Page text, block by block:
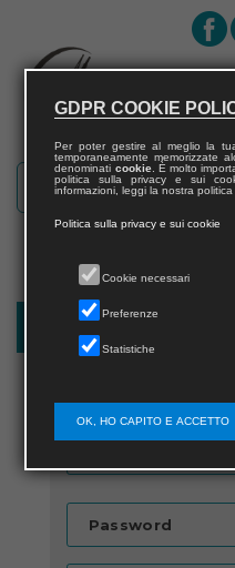
New user registration
Password
GDPR COOKIE
Per poter gestire al meglio la
temporaneamente memorizzate
denominati cookie. È molto
politica sulla privacy e sui
informazioni, leggi la nostra
Politica sulla privacy e sui cookie
Cookie necessari
Preferenze
Statistiche
OK, HO CAPITO E ACCETTO